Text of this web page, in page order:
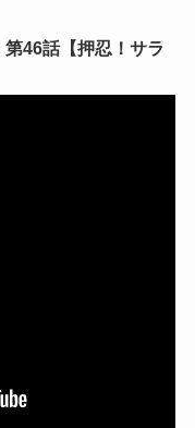
第46話【押忍！サラ